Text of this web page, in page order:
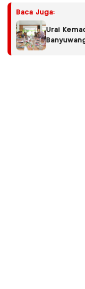
Baca Juga:
Urai